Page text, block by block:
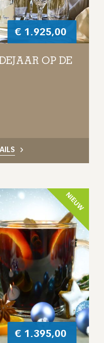
€ 1.925,00
OP DE
€ 1.395,00
NIEUW